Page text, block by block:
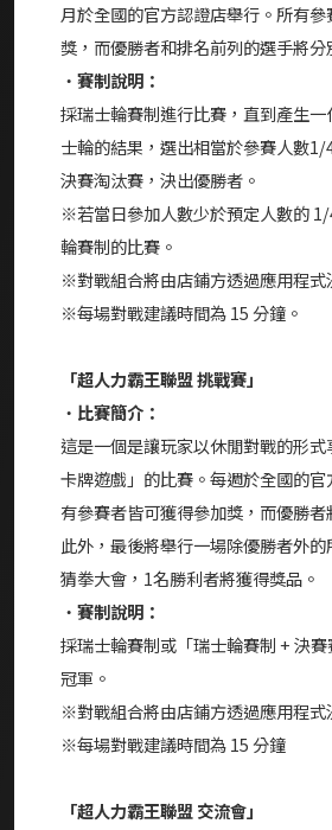
月於全國的官方認證店舉行。所有
獎，而優勝者和排名前列的選手將分
・ 賽制說明：
採瑞士輪賽制進行比賽，直到產生
士輪的結果，選出相當於參賽人數
決賽淘汰賽，決出優勝者。
※若當日參加人數少於預定人數的
輪賽制的比賽。
※對戰組合將由店鋪方透過應用程式
※每場對戰建議時間為 15 分鐘。
「超人力霸王聯盟 挑戰賽」
・ 比賽簡介：
這是一個是讓玩家以休閒對戰的形
卡牌遊戲」的比賽。每週於全國的
有參賽者皆可獲得參加獎，而優勝者
此外，最後將舉行一場除優勝者外
猜拳大會，1名勝利者將獲得獎品。
・ 賽制說明：
採瑞士輪賽制或「瑞士輪賽制 + 決
冠軍。
※對戰組合將由店鋪方透過應用程式
※每場對戰建議時間為 15 分鐘
「超人力霸王聯盟 交流會」